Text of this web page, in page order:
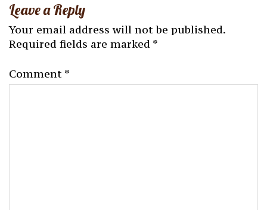
Leave a Reply
Your email address will not be published.
Required fields are marked *
Comment *